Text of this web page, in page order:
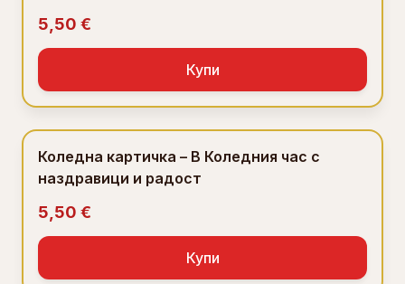
5,50 €
Купи
Коледна картичка – В Коледния час с
наздравици и радост
5,50 €
Купи